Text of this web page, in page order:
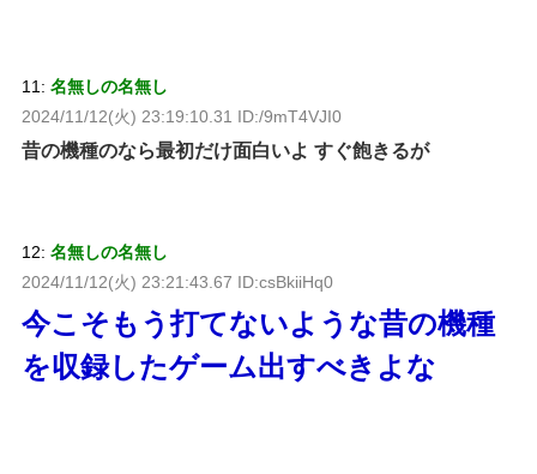
11: 名無しの名無し
2024/11/12(火) 23:19:10.31 ID:/9mT4VJI0
昔の機種のなら最初だけ面白いよ すぐ飽きるが
12: 名無しの名無し
2024/11/12(火) 23:21:43.67 ID:csBkiiHq0
今こそもう打てないような昔の機種
を収録したゲーム出すべきよな